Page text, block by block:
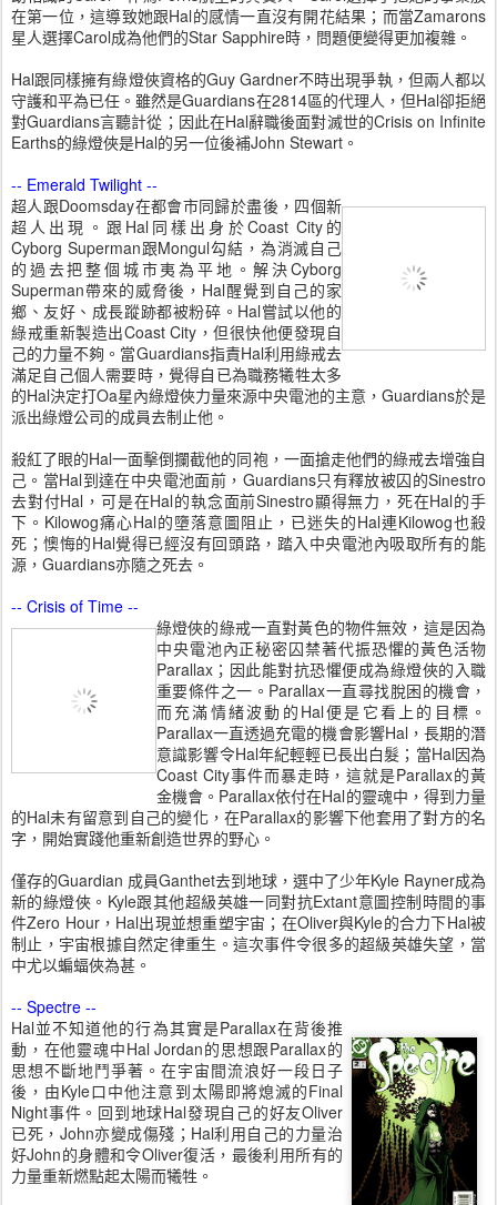
在第一位，這導致她跟Hal的感情一直沒有開花結果；而當Zamarons
星人選擇Carol成為他們的Star Sapphire時，問題便變得更加複雜。
Hal跟同樣擁有綠燈俠資格的Guy Gardner不時出現爭執，但兩人都以
守護和平為已任。雖然是Guardians在2814區的代理人，但Hal卻拒絕
對Guardians言聽計從；因此在Hal辭職後面對滅世的Crisis on Infinite
Earths的綠燈俠是Hal的另一位後補John Stewart。
-- Emerald Twilight --
超人跟Doomsday在都會市同歸於盡後，四個新
超人出現。跟Hal同樣出身於Coast City的
Cyborg Superman跟Mongul勾結，為消滅自己
的過去把整個城市夷為平地。解決Cyborg
Superman帶來的威脅後，Hal醒覺到自己的家
鄉、友好、成長蹤跡都被粉碎。Hal嘗試以他的
綠戒重新製造出Coast City，但很快他便發現自
己的力量不夠。當Guardians指責Hal利用綠戒去
滿足自己個人需要時，覺得自已為職務犧牲太多
的Hal決定打Oa星內綠燈俠力量來源中央電池的主意，Guardians於是
派出綠燈公司的成員去制止他。
殺紅了眼的Hal一面擊倒攔截他的同袍，一面搶走他們的綠戒去增強自
己。當Hal到達在中央電池面前，Guardians只有釋放被囚的Sinestro
去對付Hal，可是在Hal的執念面前Sinestro顯得無力，死在Hal的手
下。Kilowog痛心Hal的墮落意圖阻止，已迷失的Hal連Kilowog也殺
死；懊悔的Hal覺得已經沒有回頭路，踏入中央電池內吸取所有的能
源，Guardians亦隨之死去。
-- Crisis of Time --
綠燈俠的綠戒一直對黃色的物件無效，這是因為
中央電池內正秘密囚禁著代振恐懼的黃色活物
Parallax；因此能對抗恐懼便成為綠燈俠的入職
重要條件之一。Parallax一直尋找脫困的機會，
而充滿情緒波動的Hal便是它看上的目標。
Parallax一直透過充電的機會影響Hal，長期的潛
意識影響令Hal年紀輕輕已長出白髮；當Hal因為
Coast City事件而暴走時，這就是Parallax的黃
金機會。Parallax依付在Hal的靈魂中，得到力量
的Hal未有留意到自己的變化，在Parallax的影響下他套用了對方的名
字，開始實踐他重新創造世界的野心。
僅存的Guardian 成員Ganthet去到地球，選中了少年Kyle Rayner成為
新的綠燈俠。Kyle跟其他超級英雄一同對抗Extant意圖控制時間的事
件Zero Hour，Hal出現並想重塑宇宙；在Oliver與Kyle的合力下Hal被
制止，宇宙根據自然定律重生。這次事件令很多的超級英雄失望，當
中尤以蝙蝠俠為甚。
-- Spectre --
Hal並不知道他的行為其實是Parallax在背後推
動，在他靈魂中Hal Jordan的思想跟Parallax的
思想不斷地鬥爭著。在宇宙間流浪好一段日子
後，由Kyle口中他注意到太陽即將熄滅的Final
Night事件。回到地球Hal發現自己的好友Oliver
已死，John亦變成傷殘；Hal利用自己的力量治
好John的身體和令Oliver復活，最後利用所有的
力量重新燃點起太陽而犧牲。